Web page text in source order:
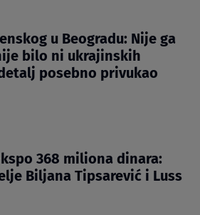
u Beogradu: Nije ga
bilo ni ukrajinskih
posebno privukao
368 miliona dinara:
Biljana Tipsarević i Luss